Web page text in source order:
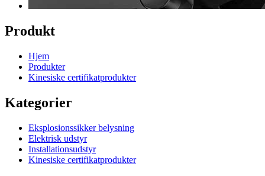
Produkt
Hjem
Produkter
Kinesiske certifikatprodukter
Kategorier
Eksplosionssikker belysning
Elektrisk udstyr
Installationsudstyr
Kinesiske certifikatprodukter